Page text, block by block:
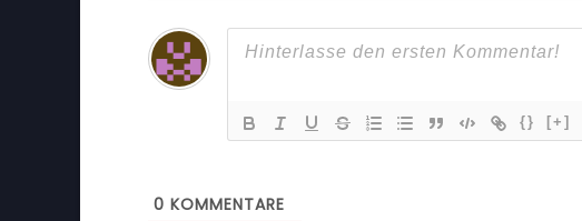
{} [+]
0 KOMMENTARE